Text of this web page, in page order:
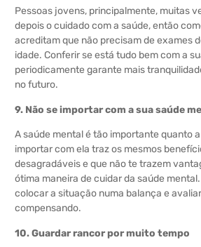
Pessoas jovens, principalmente, muitas
depois o cuidado com a saúde, então
acreditam que não precisam de exames
idade. Conferir se está tudo bem com a
periodicamente garante mais
no futuro.
9. Não se importar com a sua saúde
A saúde mental é tão importante quanto
importar com ela traz os mesmos
desagradáveis e que não te trazem
ótima maneira de cuidar da saúde
colocar a situação numa balança e
compensando.
10. Guardar rancor por muito tempo